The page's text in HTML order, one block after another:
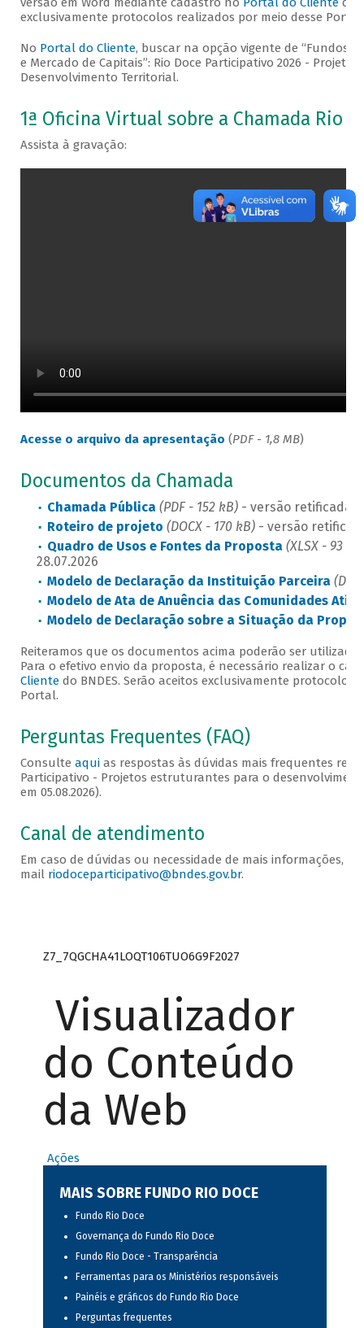
exclusivamente protocolos realizados por meio desse Portal.
No Portal do Cliente, buscar na opção vigente de “Fundos,
e Mercado de Capitais”: Rio Doce Participativo 2026 -
Desenvolvimento Territorial.
1ª Oficina Virtual sobre a Chamada Rio
Assista à gravação:
Acesse o arquivo da apresentação (PDF - 1,8 MB)
Documentos da Chamada
Chamada Pública (PDF - 152 kB)- versão retificada
Roteiro de projeto (DOCX - 170 kB) - versão
Quadro de Usos e Fontes da Proposta (XLSX - 93
28.07.2026
Modelo de Declaração da Instituição Parceira
Modelo de Ata de Anuência das Comunidades
Modelo de Declaração sobre a Situação da
Reiteramos que os documentos acima poderão ser
Para o efetivo envio da proposta, é necessário realizar o
Clientedo BNDES. Serão aceitos exclusivamente protocolos
Portal.
Perguntas Frequentes (FAQ)
Consulte aquias respostas às dúvidas mais frequentes
Participativo - Projetos estruturantes para o
em 05.08.2026).
Canal de atendimento
Em caso de dúvidas ou necessidade de mais informações,
mail riodoceparticipativo@bndes.gov.br.
Z7_7QGCHA41LOQT106TUO6G9F2027
Visualizador
do Conteúdo
da Web
Ações
MAIS SOBRE FUNDO RIO DOCE
Fundo Rio Doce
Governança do Fundo Rio Doce
Fundo Rio Doce - Transparência
Ferramentas para os Ministérios responsáveis
Painéis e gráficos do Fundo Rio Doce
Perguntas frequentes